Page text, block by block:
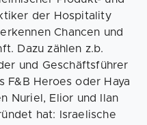
der Hospitality
Chancen und
Dazu zählen z.b.
und Geschäftsführer
F&B Heroes oder Haya
Nuriel, Elior und Ilan
hat: Israelische